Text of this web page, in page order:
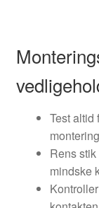
Test altid
Rens
mindske